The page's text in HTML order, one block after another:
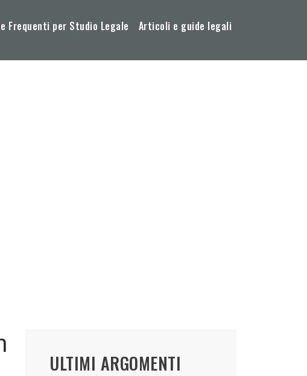
Frequenti per Studio Legale Articoli e guide legali
ULTIMI ARGOMENTI